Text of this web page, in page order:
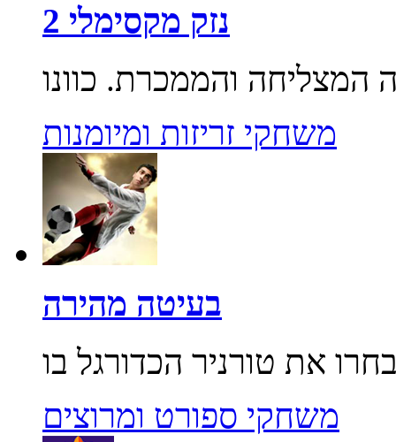
נזק מקסימלי 2
משחקי זריזות ומיומנות
בעיטה מהירה
משחקי ספורט ומרוצים